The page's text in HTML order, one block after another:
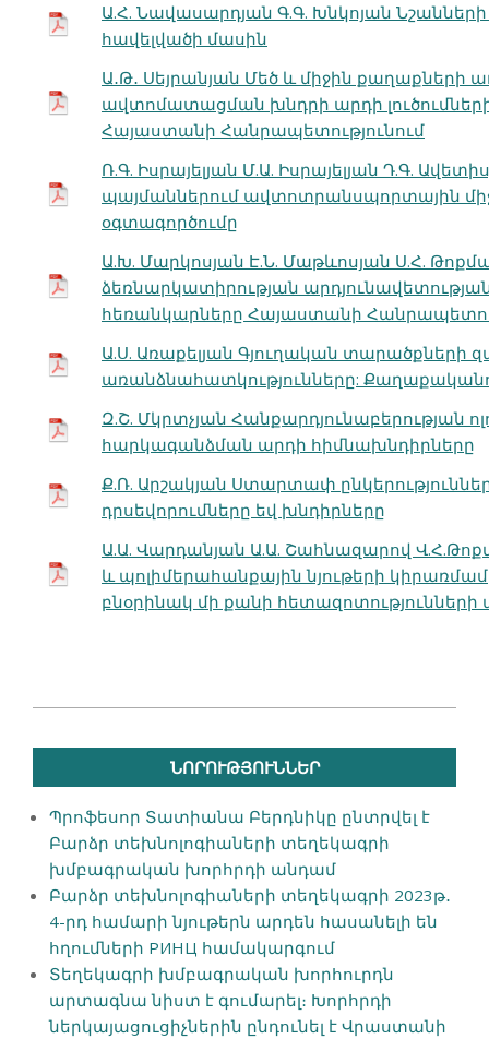
Ա.Հ. Նավասարդյան Գ.Գ. Խնկոյան
հավելվածի մասին
Ա․Թ․ Սեյրանյան Մեծ և միջին քաղաքների
ավտոմատացման խնդրի արդի
Հայաստանի Հանրապետությունում
Ռ.Գ. Իսրայելյան Մ.Ա. Իսրայելյան Դ.Գ.
պայմաններում ավտոտրանսպորտային
օգտագործումը
Ա.Խ. Մարկոսյան Է.Ն. Մաթևոսյան Ս.Հ.
ձեռնարկատիրության
հեռանկարները Հայաստանի
Ա.Ս. Առաքելյան Գյուղական տարածքների
առանձնահատկությունները:
Զ.Շ. Մկրտչյան Հանքարդյունաբերության
հարկագանձման արդի հիմնախնդիրները
Ք.Ռ. Արշակյան Ստարտափ
դրսեվորումները եվ խնդիրները
Ա.Ա. Վարդանյան Ա.Ա. Շահնազարով
և պոլիմերահանքային նյութերի
բնօրինակ մի քանի հետազոտությունների
03-
ՆՈՐՈՒԹՅՈՒՆՆԵՐ
Պրոֆեսոր Տատիանա Բերդնիկը ընտրվել է
Բարձր տեխնոլոգիաների տեղեկագրի
խմբագրական խորհրդի անդամ
Բարձր տեխնոլոգիաների տեղեկագրի 2023թ․
4-րդ համարի նյութերն արդեն հասանելի են
հղումների РИНЦ համակարգում
Տեղեկագրի խմբագրական խորհուրդն
արտագնա նիստ է գումարել։ Խորհրդի
ներկայացուցիչներին ընդունել է Վրաստանի